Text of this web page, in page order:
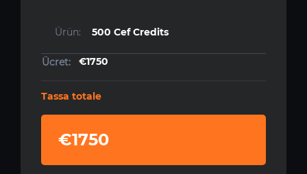
500 Cef Credits
€1750
Tassa totale
€1750